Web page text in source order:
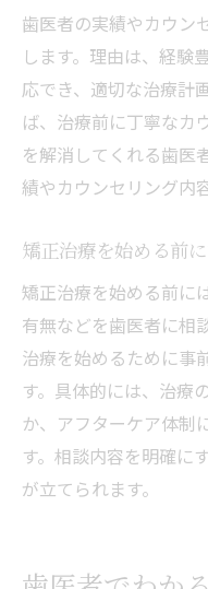
理由
費用だけで
相談
歯医者が提
工夫
矯正治療の費
矯正治療を受け
歯医者で案
矯正治療費
談
歯医者が解
注意点
医療費控除を
医者で確認
歯医者の実績やカウン
します。理由は、経験
応でき、適切な治療計
ば、治療前に丁寧なカ
を解消してくれる歯医
績やカウンセリング内
矯正治療を始める前
矯正治療を始める前に
有無などを歯医者に相
治療を始めるために事
す。具体的には、治療
か、アフターケア体制
す。相談内容を明確に
が立てられます。